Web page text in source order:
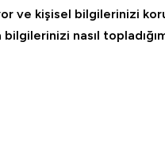
ve kişisel bilgilerinizi
nasıl